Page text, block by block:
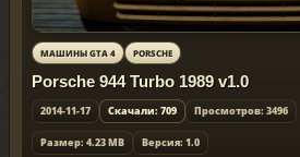
МАШИНЫ GTA 4 PORSCHE
Porsche 944 Turbo 1989 v1.0
2014-11-17 Скачали: 709 Просмотров: 3496
Размер: 4.23 MB Версия: 1.0